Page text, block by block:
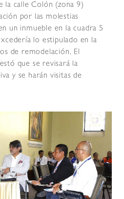
la calle Colón (zona 9)
por las molestias
un inmueble en la cuadra 5
lo estipulado en la
de remodelación. El
que se revisará la
y se harán visitas de